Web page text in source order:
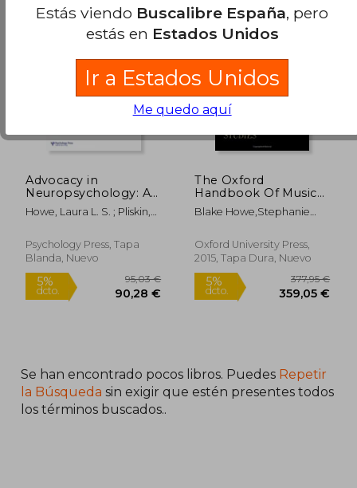
5%
dcto.
16,65 €
15,82 €
5%
dcto.
Advocacy in
Neuropsychology: A
Special Issue of the
Clinical
(en Inglés)
Howe, Laura L. S. ; Pliskin,
Psychology Press, Tapa
Blanda, Nuevo
The Oxford
Handbook Of Music
And Disability Studies
(oxford Handbooks)
Blake Howe,stephanie
Lerner,joseph Straus
Oxford University Press,
2015, Tapa Dura, Nuevo
Se han encontrado pocos libros. Puedes Repetir
la Búsqueda sin exigir que estén presentes todos
los términos buscados..
Estás viendo Buscalibre España, pero
estás en Estados Unidos
Ir a Estados Unidos
Me quedo aquí